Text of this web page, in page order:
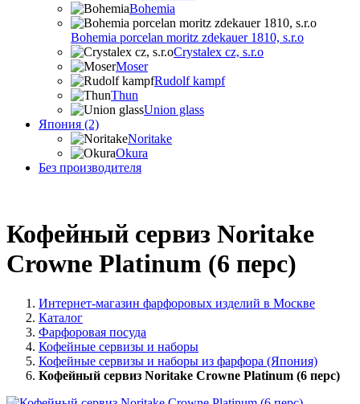
Bohemia
Bohemia porcelan moritz zdekauer 1810, s.r.o
Crystalex cz, s.r.o
Moser
Rudolf kampf
Thun
Union glass
Япония (2)
Noritake
Okura
Без производителя
Кофейный сервиз Noritake
Crowne Platinum (6 перс)
Интернет-магазин фарфоровых изделий в Москве
Каталог
Фарфоровая посуда
Кофейные сервизы и наборы
Кофейные сервизы и наборы из фарфора (Япония)
Кофейный сервиз Noritake Crowne Platinum (6 перс)